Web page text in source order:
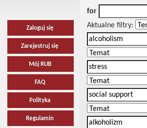
Zaloguj się
Zarejestruj się
Mój RUB
FAQ
Polityka
Regulamin
for
Aktualne filtry: